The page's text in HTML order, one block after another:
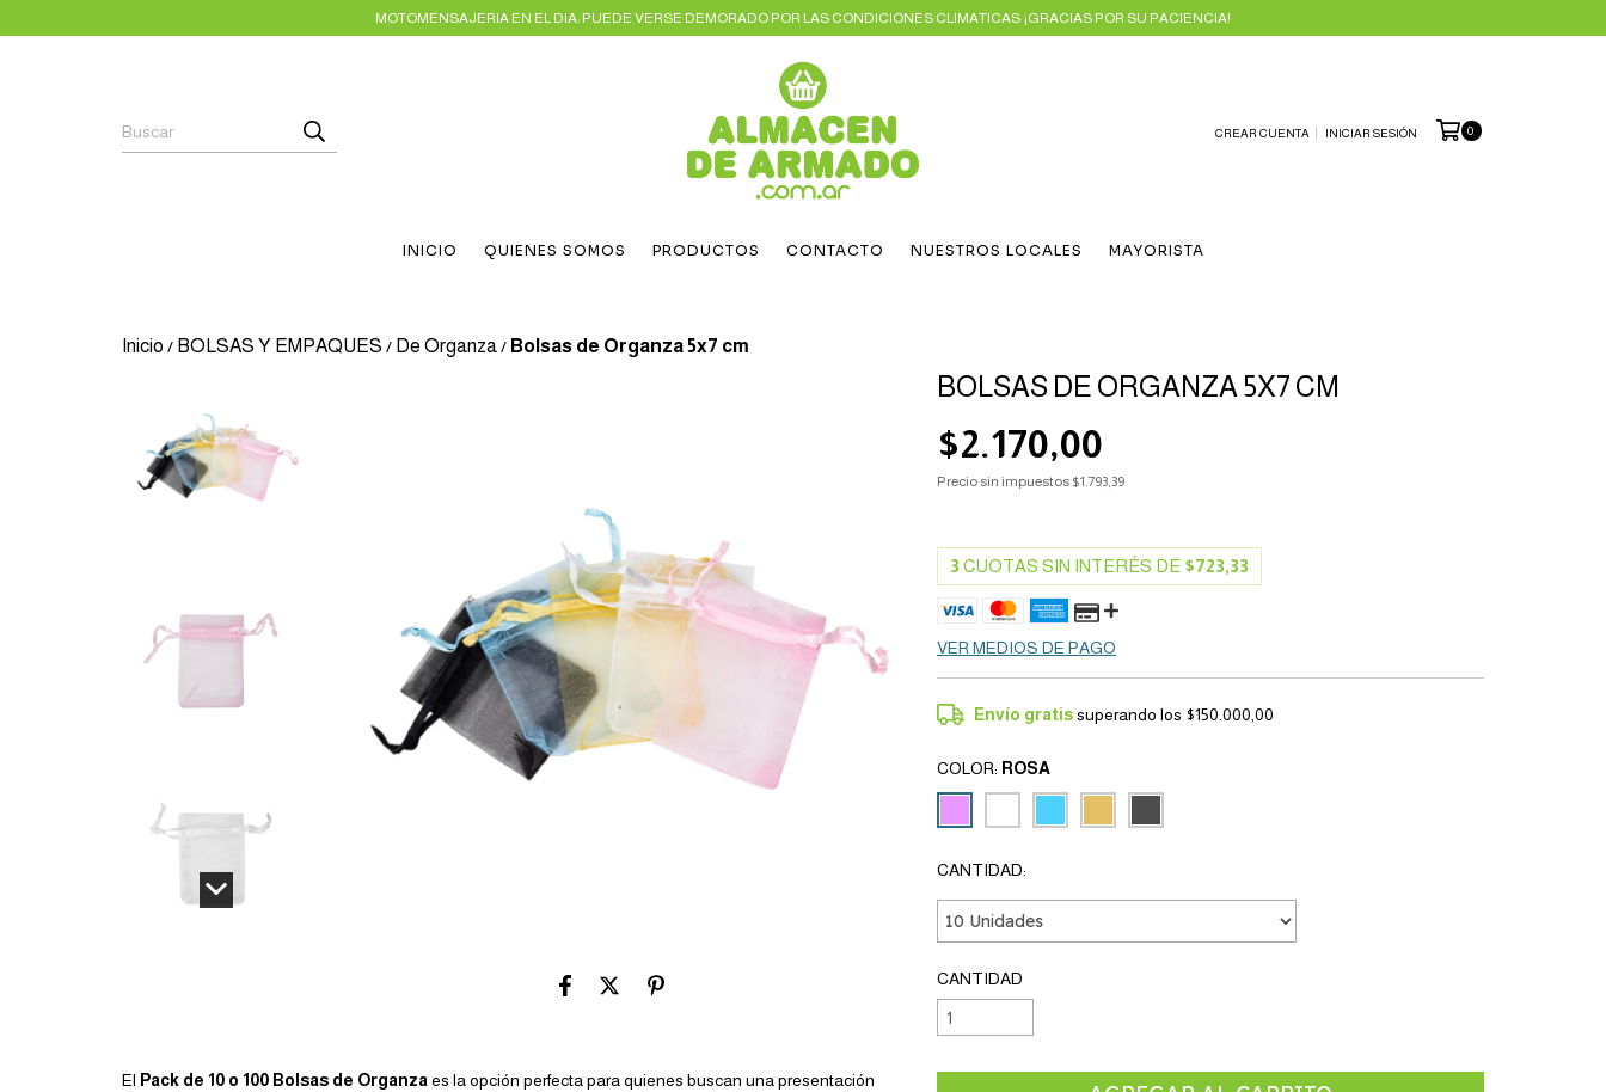
MOTOMENSAJERIA EN EL DIA: PUEDE VERSE DEMORADO POR LAS CONDICIONES CLIMATICAS ¡GRACIAS POR SU PACIENCIA!
CREAR CUENTA INICIAR SESIÓN 0
INICIO QUIENES SOMOS PRODUCTOS CONTACTO NUESTROS LOCALES MAYORISTA
Inicio / BOLSAS Y EMPAQUES / De Organza/ Bolsas de Organza 5x7 cm
El Pack de 10 o 100 Bolsas de Organzaes la opción perfecta para quienes buscan una presentación
BOLSAS DE ORGANZA 5X7 CM
$2.170,00
Precio sin impuestos $1.793,39
3 CUOTAS SIN INTERÉS DE $723,33
VER MEDIOS DE PAGO
Envío gratis superando los $150.000,00
COLOR: ROSA
CANTIDAD:
CANTIDAD